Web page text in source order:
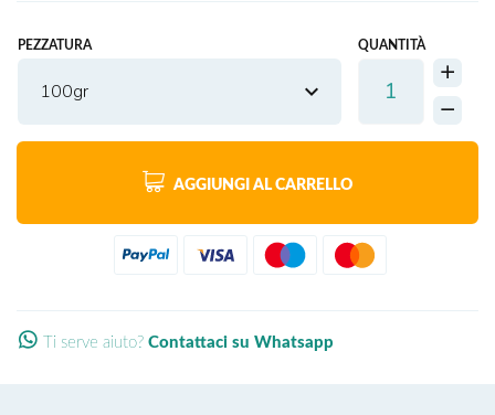
PEZZATURA
100gr
QUANTITÀ
AGGIUNGI AL CARRELLO
Ti serve aiuto? Contattaci su Whatsapp